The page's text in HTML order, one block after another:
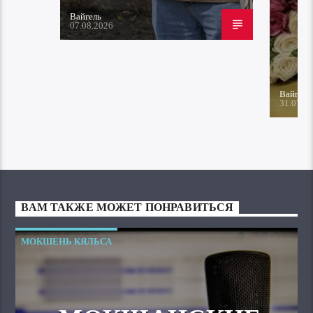
Вайгель
07.08.2026
Вайгель
ВАМ ТАКЖЕ МОЖЕТ ПОНРАВИТЬСЯ
МОКШЕНЬ КЯЛЬСА